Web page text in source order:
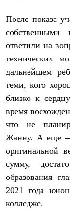
Куртки
Флисовая одежда
Брюки
Жилеты
Комбинезоны
Термобелье
Комплект
Снаряжение
Палатки
Тенты
Аксессуары для
Рюкзаки
Экспедиционные
Легкоходные
Альпинистские
Городские
Аксессуары для
Пуховые
После показа
собственными
ответили на
технических
дальнейшем
теми, кого
близко к
время
что не
Жанну. А еще –
оригинальной
сумму,
образования
2021 года
колледже.